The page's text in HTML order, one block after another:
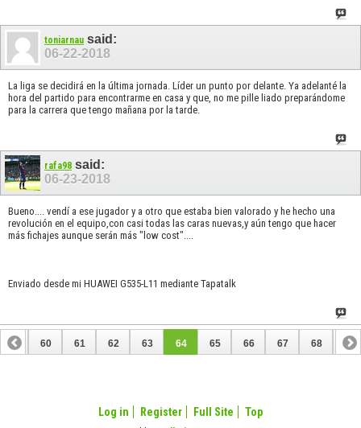
toniarnau said:
06-22-2018
La liga se decidirá en la última jornada. Líder un punto por delante. Ya adelanté la
hora del partido para encontrarme en casa y que, no me pille liado preparándome
para la carrera que tengo mañana por la tarde.
rafa98 said:
06-23-2018
Bueno.... vendí a ese jugador y a otro que estaba bien valorado y he hecho una
revolución en el equipo,con casi todas las caras nuevas,y aún tengo que hacer
más fichajes aunque serán más "low cost"....
Enviado desde mi HUAWEI G535-L11 mediante Tapatalk
59 60 61 62 63 64 65 66 67 68 69
Log in Register Full Site Top